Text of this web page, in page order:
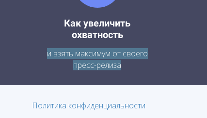
Как увеличить
охватность
и взять максимум от своего
пресс-релиза
Политика конфиденциальности